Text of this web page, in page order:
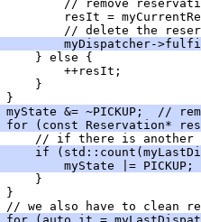
// remove
resIt =
// delete the
myDispatcher-
} else {
++resIt;
}
}
myState &= ~PICKUP;  //
for (const Reservation*
// if there is
if
myState |= PICKUP;
}
}
// we also have to clean